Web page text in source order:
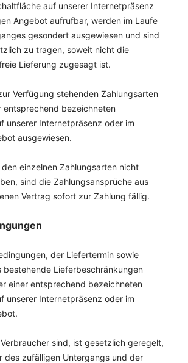
auf unserer Internetpräsenz
Angebot aufrufbar, werden im Laufe
gesondert ausgewiesen und sind
zu tragen, soweit nicht die
Lieferung zugesagt ist.
Verfügung stehenden Zahlungsarten
entsprechend bezeichneten
unserer Internetpräsenz oder im
ausgewiesen.
einzelnen Zahlungsarten nicht
sind die Zahlungsansprüche aus
Vertrag sofort zur Zahlung fällig.
der Liefertermin sowie
bestehende Lieferbeschränkungen
einer entsprechend bezeichneten
unserer Internetpräsenz oder im
sind, ist gesetzlich geregelt,
des zufälligen Untergangs und der